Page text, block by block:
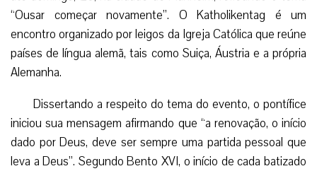
“Ousar começar novamente”. O Katholikentag é um
encontro organizado por leigos da Igreja Católica que reúne
países de língua alemã, tais como Suiça, Áustria e a própria
Alemanha.
Dissertando a respeito do tema do evento, o pontífice
iniciou sua mensagem afirmando que “a renovação, o início
dado por Deus, deve ser sempre uma partida pessoal que
leva a Deus”. Segundo Bento XVI, o início de cada batizado